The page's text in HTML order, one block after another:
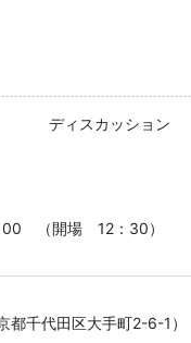
ィスカッション
（開場 12：30）
代田区大手町2-6-1）